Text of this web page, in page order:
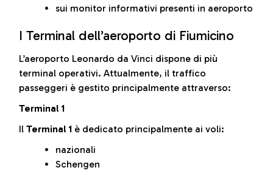
sui monitor informativi presenti in aeroporto
I Terminal dell’aeroporto di Fiumicino
L’aeroporto Leonardo da Vinci dispone di più
terminal operativi. Attualmente, il traffico
passeggeri è gestito principalmente attraverso:
Terminal 1
Il Terminal 1 è dedicato principalmente ai voli:
nazionali
Schengen